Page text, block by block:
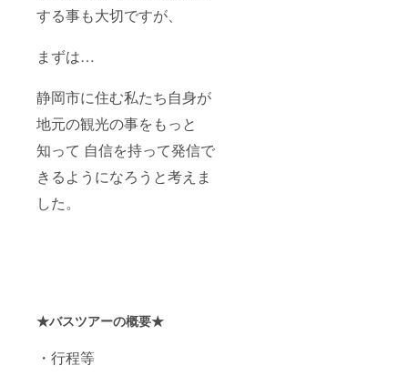
する事も大切ですが、
まずは…
静岡市に住む私たち自身が
地元の観光の事をもっと
知って 自信を持って発信で
きるようになろうと考えま
した。
★バスツアーの概要★
・行程等